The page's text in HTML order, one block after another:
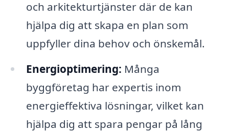
och arkitekturtjänster där de kan
hjälpa dig att skapa en plan som
uppfyller dina behov och önskemål.
Energioptimering: Många
byggföretag har expertis inom
energieffektiva lösningar, vilket kan
hjälpa dig att spara pengar på lång